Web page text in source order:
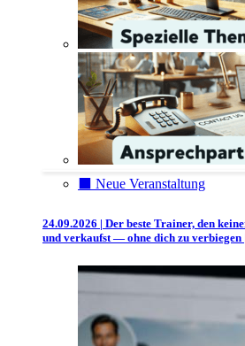
⬛️ Neue Veranstaltung
24.09.2026 | Der beste Trainer, den
und verkaufst — ohne dich zu verbiegen